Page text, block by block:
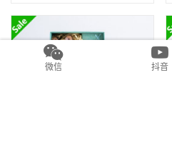
微信 抖音